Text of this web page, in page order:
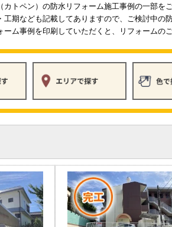
カトペン）の防水リフォーム施工事例の一部をご
工期なども記載してありますので、ご検討中の
ーム事例を印刷していただくと、リフォームの